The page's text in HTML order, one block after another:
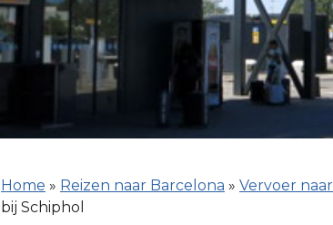
Home » Reizen naar Barcelona » Vervoer
bij Schiphol